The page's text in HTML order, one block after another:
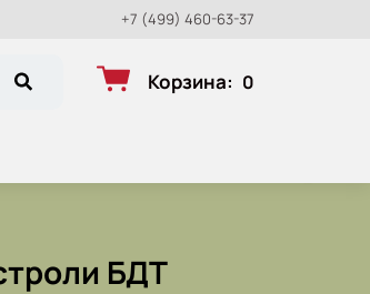
+7 (499) 460-63-37
Корзина: 0
БДТ